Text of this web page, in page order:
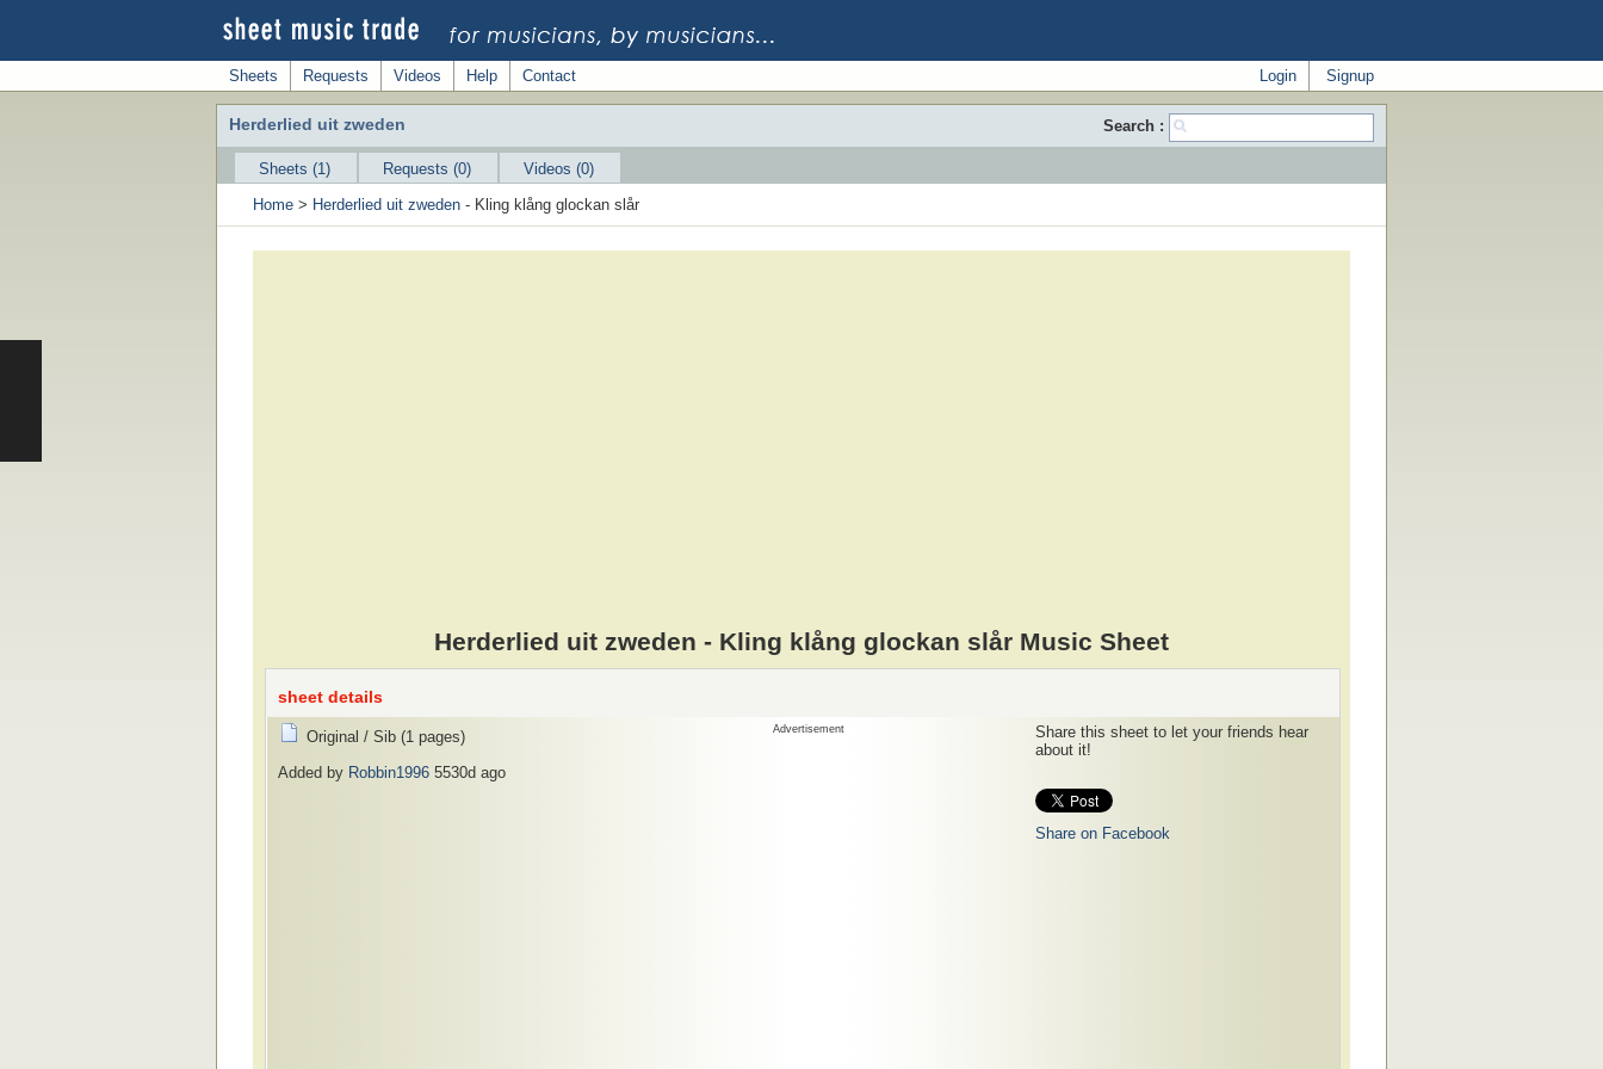
Sheets Requests Videos Help Contact Signup
Login
Herderlied uit zweden Search :
Sheets (1) Requests (0)
Videos (0)
Home > Herderlied uit zweden - Kling klång glockan slår
Herderlied uit zweden - Kling klång glockan slår Music Sheet
sheet details
Original / Sib (1 pages)
Added by Robbin1996 5530d ago
Advertisement
Share this sheet to let your friends hear
about it!
Share on Facebook